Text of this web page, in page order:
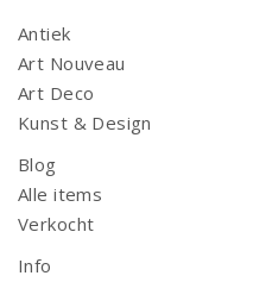
Antiek
Art Nouveau
Art Deco
Kunst & Design
Blog
Alle items
Verkocht
Info